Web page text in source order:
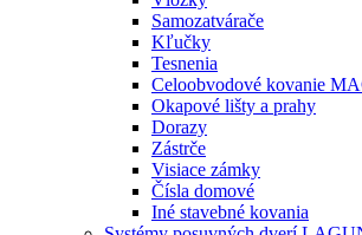
Samozatvárače
Kľučky
Tesnenia
Celoobvodové kovanie
Okapové lišty a prahy
Dorazy
Zástrče
Visiace zámky
Čísla domové
Iné stavebné kovania